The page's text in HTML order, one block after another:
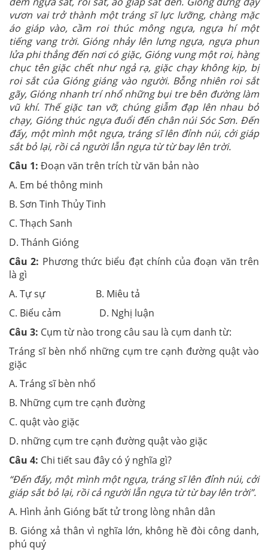
vươn vai trở thành một tráng sĩ lực lưỡng, chàng mặc
áo giáp vào, cầm roi thúc mông ngựa, ngựa hí một
tiếng vang trời. Gióng nhảy lên lưng ngựa, ngựa phun
lửa phi thẳng đến nơi có giặc, Gióng vung một roi, hàng
chục tên giặc chết như ngả rạ, giặc chạy không kịp, bị
roi sắt của Gióng giáng vào người. Bỗng nhiên roi sắt
gãy, Gióng nhanh trí nhổ những bụi tre bên đường làm
vũ khí. Thế giặc tan vỡ, chúng giẫm đạp lên nhau bỏ
chạy, Gióng thúc ngựa đuổi đến chân núi Sóc Sơn. Đến
đấy, một mình một ngựa, tráng sĩ lên đỉnh núi, cởi giáp
sắt bỏ lại, rồi cả người lẫn ngựa từ từ bay lên trời.
Câu 1: Đoạn văn trên trích từ văn bản nào
A. Em bé thông minh
B. Sơn Tinh Thủy Tinh
C. Thạch Sanh
D. Thánh Gióng
Câu 2: Phương thức biểu đạt chính của đoạn văn trên
là gì
A. Tự sự B. Miêu tả
C. Biểu cảm D. Nghị luận
Câu 3: Cụm từ nào trong câu sau là cụm danh từ:
Tráng sĩ bèn nhổ những cụm tre cạnh đường quật vào
giặc
A. Tráng sĩ bèn nhổ
B. Những cụm tre cạnh đường
C. quật vào giặc
D. những cụm tre cạnh đường quật vào giặc
Câu 4: Chi tiết sau đây có ý nghĩa gì?
“Đến đấy, một mình một ngựa, tráng sĩ lên đỉnh núi, cởi
giáp sắt bỏ lại, rồi cả người lẫn ngựa từ từ bay lên trời”.
A. Hình ảnh Gióng bất tử trong lòng nhân dân
B. Gióng xả thân vì nghĩa lớn, không hề đòi công danh,
phú quý